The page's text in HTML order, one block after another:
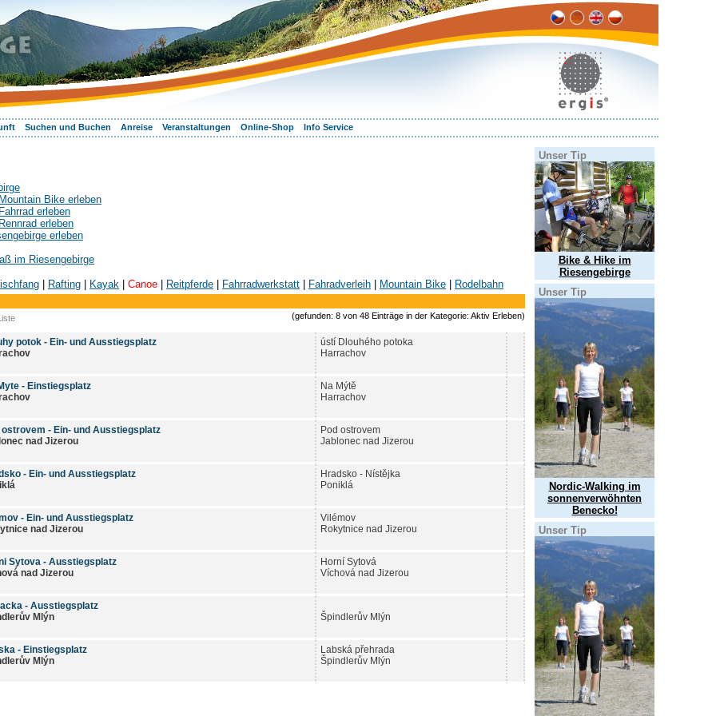
Suchen und Buchen Anreise Veranstaltungen Online-Shop Info Service
Bike erleben
erleben
erleben
erleben
im Riesengebirge
Rafting Kayak Canoe Reitpferde Fahrradwerkstatt Fahradverleih Mountain Bike
Rodelbahn
(gefunden: 8 von 48 Einträge in der Kategorie: Aktiv Erleben)
potok - Ein- und Ausstiegsplatz
ústí Dlouhého potoka
Harrachov
- Einstiegsplatz
Na Mýtě
Harrachov
ostrovem - Ein- und Ausstiegsplatz
nad Jizerou
Pod ostrovem
Jablonec nad Jizerou
- Ein- und Ausstiegsplatz
Hradsko - Nístějka
Poniklá
- Ein- und Ausstiegsplatz
nad Jizerou
Vilémov
Rokytnice nad Jizerou
Sytova - Ausstiegsplatz
nad Jizerou
Horní Sytová
Víchová nad Jizerou
- Ausstiegsplatz
Mlýn
Špindlerův Mlýn
- Einstiegsplatz
Mlýn
Labská přehrada
Špindlerův Mlýn
Unser Tip
Bike & Hike im
Riesengebirge
Unser Tip
Nordic-Walking im
sonnenverwöhnten
Benecko!
Unser Tip